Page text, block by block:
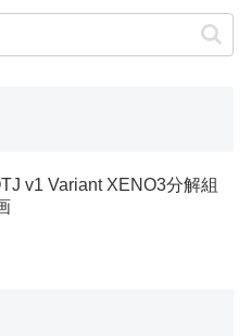
v1 Variant XENO3分解組